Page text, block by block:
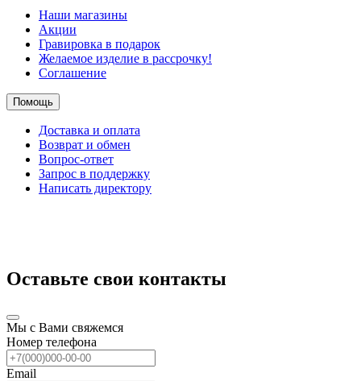
Наши магазины
Акции
Гравировка в подарок
Желаемое изделие в рассрочку!
Соглашение
Помощь
Доставка и оплата
Возврат и обмен
Вопрос-ответ
Запрос в поддержку
Написать директору
Оставьте свои контакты
Мы с Вами свяжемся
Номер телефона
Email